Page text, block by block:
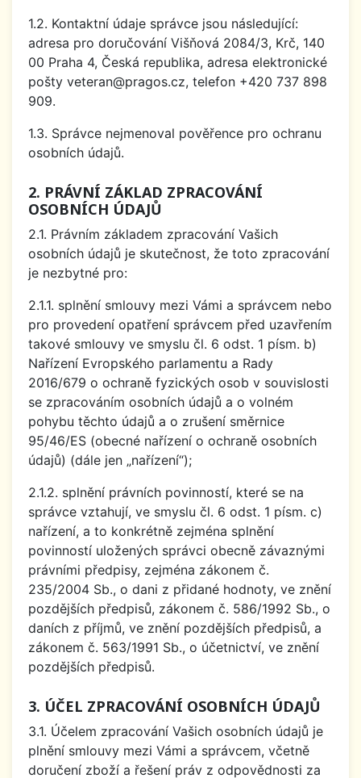
1.2. Kontaktní údaje správce jsou následující:
adresa pro doručování Višňová 2084/3, Krč, 140
00 Praha 4, Česká republika, adresa elektronické
pošty veteran@pragos.cz, telefon +420 737 898
909.
1.3. Správce nejmenoval pověřence pro ochranu
osobních údajů.
2. PRÁVNÍ ZÁKLAD ZPRACOVÁNÍ
OSOBNÍCH ÚDAJŮ
2.1. Právním základem zpracování Vašich
osobních údajů je skutečnost, že toto zpracování
je nezbytné pro:
2.1.1. splnění smlouvy mezi Vámi a správcem nebo
pro provedení opatření správcem před uzavřením
takové smlouvy ve smyslu čl. 6 odst. 1 písm. b)
Nařízení Evropského parlamentu a Rady
2016/679 o ochraně fyzických osob v souvislosti
se zpracováním osobních údajů a o volném
pohybu těchto údajů a o zrušení směrnice
95/46/ES (obecné nařízení o ochraně osobních
údajů) (dále jen „nařízení“);
2.1.2. splnění právních povinností, které se na
správce vztahují, ve smyslu čl. 6 odst. 1 písm. c)
nařízení, a to konkrétně zejména splnění
povinností uložených správci obecně závaznými
právními předpisy, zejména zákonem č.
235/2004 Sb., o dani z přidané hodnoty, ve znění
pozdějších předpisů, zákonem č. 586/1992 Sb., o
daních z příjmů, ve znění pozdějších předpisů, a
zákonem č. 563/1991 Sb., o účetnictví, ve znění
pozdějších předpisů.
3. ÚČEL ZPRACOVÁNÍ OSOBNÍCH ÚDAJŮ
3.1. Účelem zpracování Vašich osobních údajů je
plnění smlouvy mezi Vámi a správcem, včetně
doručení zboží a řešení práv z odpovědnosti za